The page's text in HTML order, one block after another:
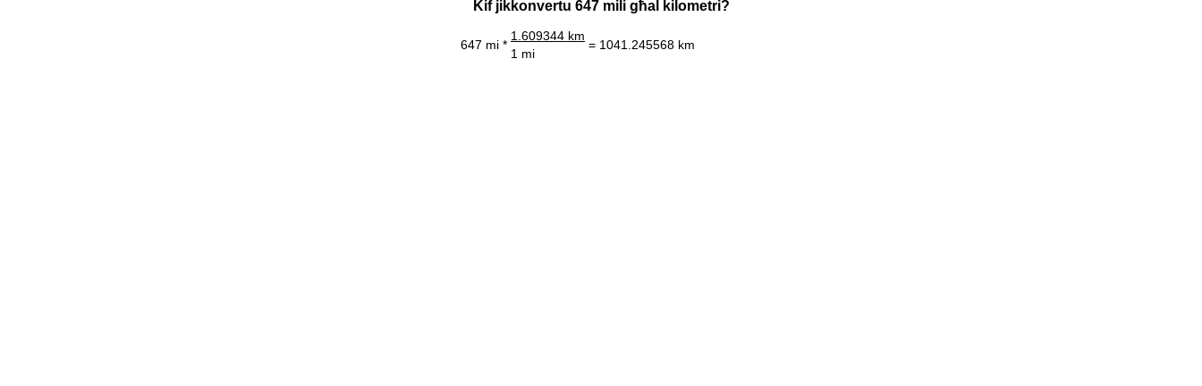
Kif jikkonvertu 647 mili għal kilometri?
647 mi *
1.609344 km
= 1041.245568 km
1 mi